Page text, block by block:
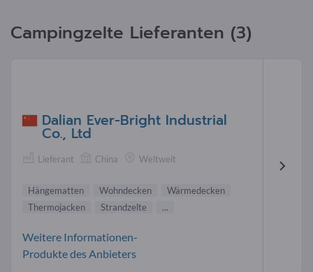
Campingzelte Lieferanten (3)
Dalian Ever-Bright Industrial
Co., Ltd
Lieferant China Weltweit
Hängematten Wohndecken
Wärmedecken
Thermojacken
Strandzelte ...
Weitere Informationen-
Produkte des Anbieters